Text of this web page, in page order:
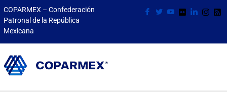
COPARMEX – Confederación
Patronal de la República
Mexicana